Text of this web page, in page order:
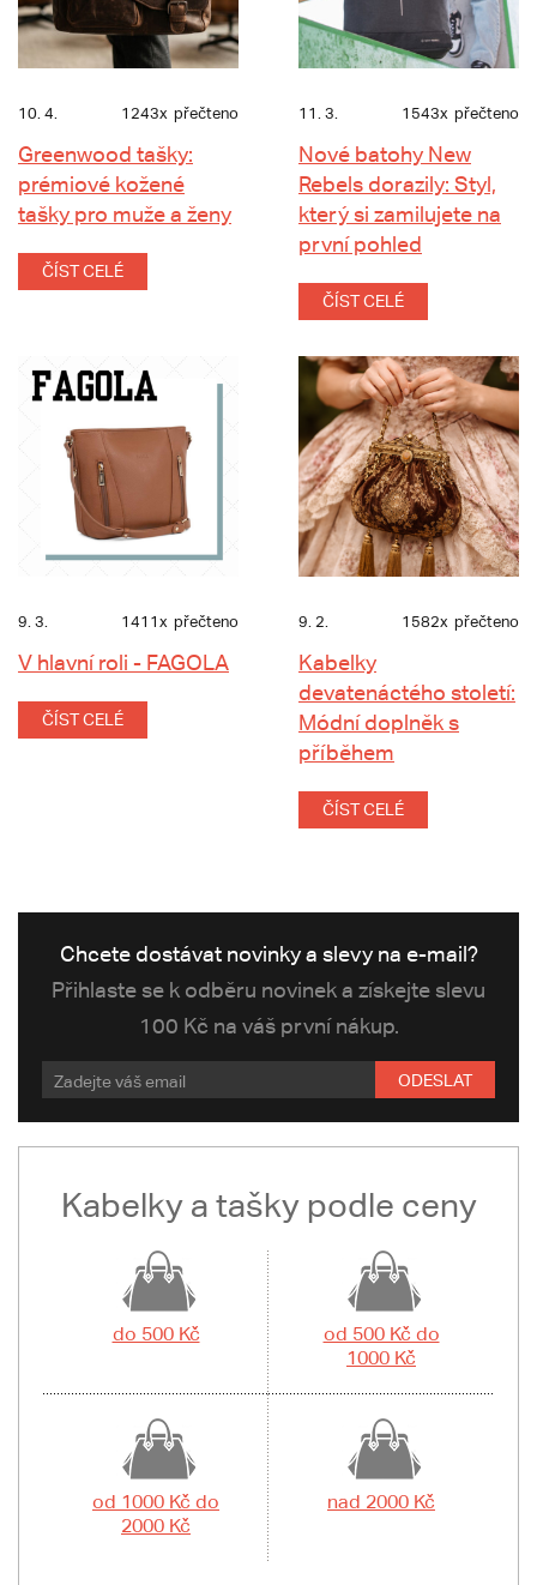
10. 4. 1243x přečteno
Greenwood tašky:
prémiové kožené
tašky pro muže a ženy
ČÍST CELÉ
11. 3. 1543x přečteno
Nové batohy New
Rebels dorazily: Styl,
který si zamilujete na
první pohled
ČÍST CELÉ
9. 3. 1411x přečteno
V hlavní roli - FAGOLA
ČÍST CELÉ
9. 2. 1582x přečteno
Kabelky
devatenáctého století:
Módní doplněk s
příběhem
ČÍST CELÉ
Chcete dostávat novinky a slevy na e-mail?
Přihlaste se k odběru novinek a získejte slevu
100 Kč na váš první nákup.
ODESLAT
Kabelky a tašky podle ceny
do 500 Kč
od 500 Kč do
1000 Kč
od 1000 Kč do
2000 Kč
nad 2000 Kč